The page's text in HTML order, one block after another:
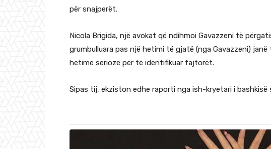
për snajperët.
Nicola Brigida, një avokat që ndihmoi Gavazzeni të
grumbulluara pas një hetimi të gjatë (nga Gavazzeni)
hetime serioze për të identifikuar fajtorët.
Sipas tij, ekziston edhe raporti nga ish-kryetari i bashkisë